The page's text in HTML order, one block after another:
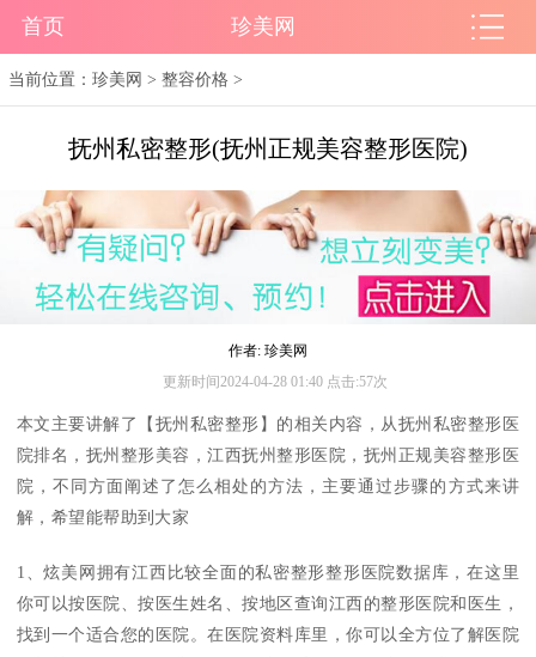
首页 珍美网
当前位置：珍美网 >整容价格 >
抚州私密整形(抚州正规美容整形医院)
作者: 珍美网
更新时间2024-04-28 01:40 点击:57次
本文主要讲解了【抚州私密整形】的相关内容，从抚州私密整形医
院排名，抚州整形美容，江西抚州整形医院，抚州正规美容整形医
院，不同方面阐述了怎么相处的方法，主要通过步骤的方式来讲
解，希望能帮助到大家
1、炫美网拥有江西比较全面的私密整形整形医院数据库，在这里
你可以按医院、按医生姓名、按地区查询江西的整形医院和医生，
找到一个适合您的医院。在医院资料库里，你可以全方位了解医院